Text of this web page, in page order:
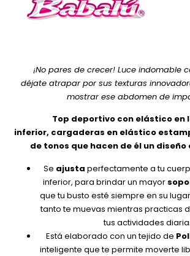
¡No pares de crecer! Luce indomable
déjate atrapar por sus texturas
mostrar ese abdomen de
Top deportivo con elástico en
inferior, cargaderas en elástico
de tonos que hacen de él un
Se ajusta perfectamente a tu
inferior, para brindar un mayor
que tu busto esté siempre en su
tanto te muevas mientras practicas
tus actividades
Está elaborado con un tejido de
inteligente que te permite moverte